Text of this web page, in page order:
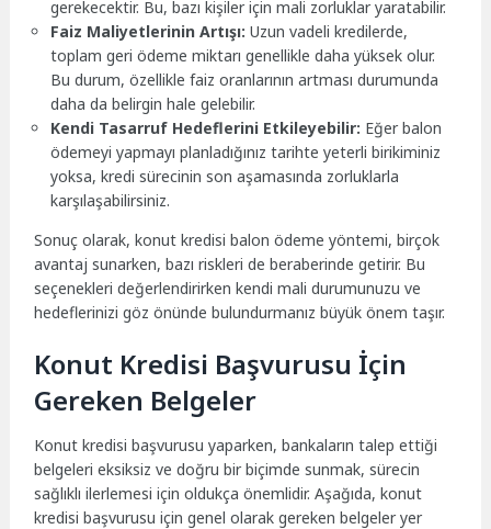
gerekecektir. Bu, bazı kişiler için mali zorluklar yaratabilir.
Faiz Maliyetlerinin Artışı: Uzun vadeli kredilerde,
toplam geri ödeme miktarı genellikle daha yüksek olur.
Bu durum, özellikle faiz oranlarının artması durumunda
daha da belirgin hale gelebilir.
Kendi Tasarruf Hedeflerini Etkileyebilir: Eğer balon
ödemeyi yapmayı planladığınız tarihte yeterli birikiminiz
yoksa, kredi sürecinin son aşamasında zorluklarla
karşılaşabilirsiniz.
Sonuç olarak, konut kredisi balon ödeme yöntemi, birçok
avantaj sunarken, bazı riskleri de beraberinde getirir. Bu
seçenekleri değerlendirirken kendi mali durumunuzu ve
hedeflerinizi göz önünde bulundurmanız büyük önem taşır.
Konut Kredisi Başvurusu İçin
Gereken Belgeler
Konut kredisi başvurusu yaparken, bankaların talep ettiği
belgeleri eksiksiz ve doğru bir biçimde sunmak, sürecin
sağlıklı ilerlemesi için oldukça önemlidir. Aşağıda, konut
kredisi başvurusu için genel olarak gereken belgeler yer